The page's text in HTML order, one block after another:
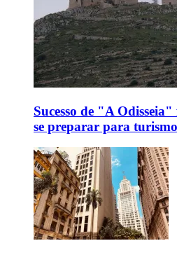
Sucesso de "A
se preparar para turismo